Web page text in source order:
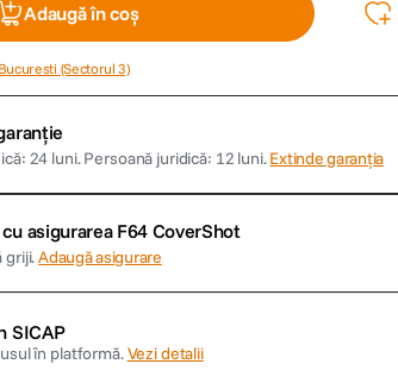
Adaugă în coș
Bucuresti (Sectorul 3)
24 luni.Persoană juridică: 12 luni.Extinde garanția
asigurarea F64 CoverShot
griji.Adaugă asigurare
SICAP
în platformă.Vezi detalii